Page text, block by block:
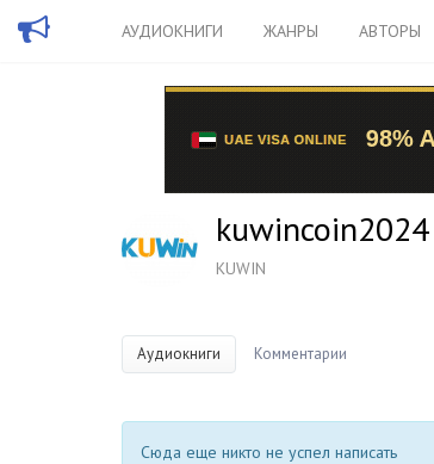
АУДИОКНИГИ ЖАНРЫ АВТОРЫ
kuwincoin2024
KUWIN
Аудиокниги Комментарии
Сюда еще никто не успел написать